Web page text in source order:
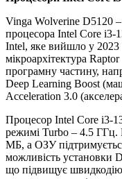
Vinga Wolverine D5120 –
процесора Intel Core i3-
Intel, яке вийшло у 2023
мікроархітектура
програмну частину,
Deep Learning Boost
Acceleration 3.0
Процесор Intel Core i3-
режимі Turbo – 4.5 ГГц.
МБ, а ОЗУ
можливість
що підвищує швидкодію